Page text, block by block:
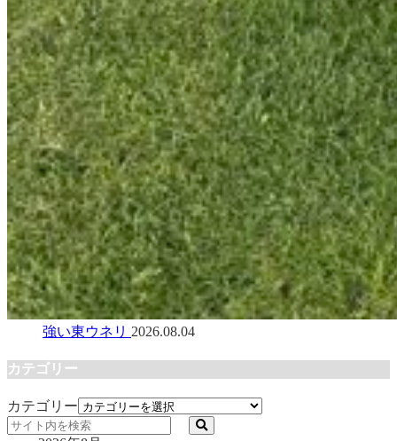
強い東ウネリ 2026.08.04
カテゴリー
カテゴリー